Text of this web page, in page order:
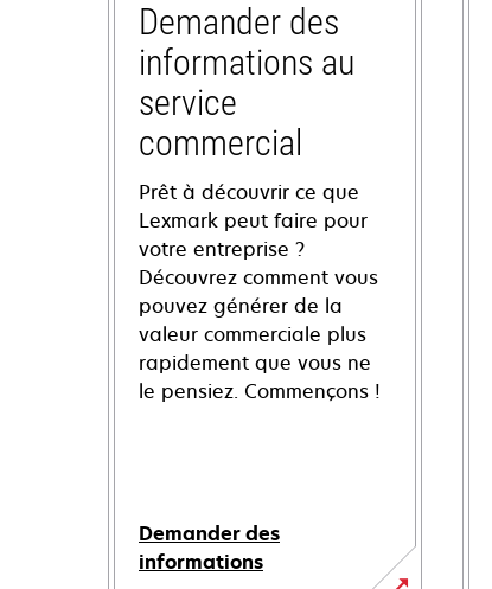
Demander des
informations au
service
commercial
Prêt à découvrir ce que
Lexmark peut faire pour
votre entreprise ?
Découvrez comment vous
pouvez générer de la
valeur commerciale plus
rapidement que vous ne
le pensiez. Commençons !
Demander des
informations